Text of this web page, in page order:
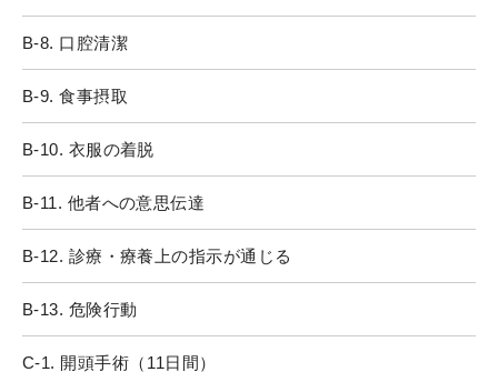
B-8. 口腔清潔
B-9. 食事摂取
B-10. 衣服の着脱
B-11. 他者への意思伝達
B-12. 診療・療養上の指示が通じる
B-13. 危険行動
C-1. 開頭手術（11日間）